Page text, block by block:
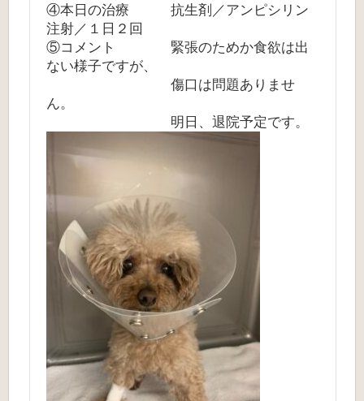
④本日の治療 抗生剤／アンピシリン
注射／１日２回
⑤コメント 緊張のためか食欲は出
ない様子ですが、
傷口は問題ありませ
ん。
明日、退院予定です。